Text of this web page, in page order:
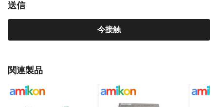
送信
今接触
関連製品